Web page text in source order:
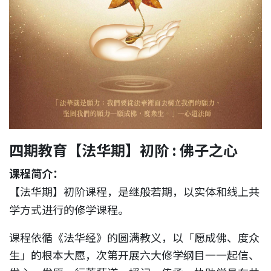
四期教育【法华期】初阶 : 佛子之心
课程简介：
【法华期】初阶课程，是继般若期，以实体和线上共
学方式进行的修学课程。
课程依循《法华经》的圆满教义，以「愿成佛、度众
生」的根本大愿，次第开展六大修学纲目一一起信、